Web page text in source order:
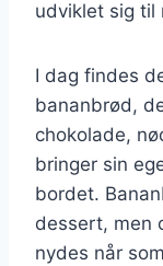
udviklet sig til
I dag findes
bananbrød,
chokolade,
bringer sin
bordet.
dessert, men
nydes når